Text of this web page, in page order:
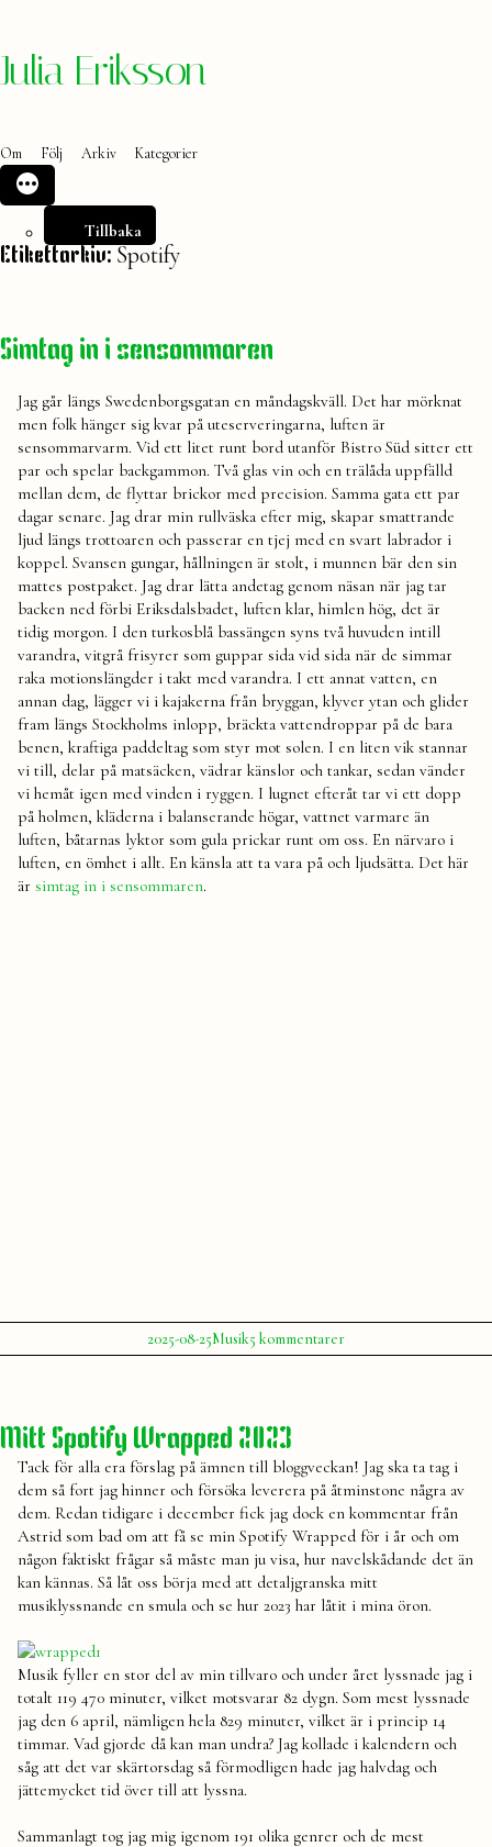
Hoppa
Julia Eriksson
Om Följ Arkiv Kategorier
Tillbaka
Etikettarkiv: Spotify
Simtag in i sensommaren
Jag går längs Swedenborgsgatan en måndagskväll. Det har mörknat
men folk hänger sig kvar på uteserveringarna, luften är
sensommarvarm. Vid ett litet runt bord utanför Bistro Süd sitter ett
par och spelar backgammon. Två glas vin och en trälåda uppfälld
mellan dem, de flyttar brickor med precision. Samma gata ett par
dagar senare. Jag drar min rullväska efter mig, skapar smattrande
ljud längs trottoaren och passerar en tjej med en svart labrador i
koppel. Svansen gungar, hållningen är stolt, i munnen bär den sin
mattes postpaket. Jag drar lätta andetag genom näsan när jag tar
backen ned förbi Eriksdalsbadet, luften klar, himlen hög, det är
tidig morgon. I den turkosblå bassängen syns två huvuden intill
varandra, vitgrå frisyrer som guppar sida vid sida när de simmar
raka motionslängder i takt med varandra. I ett annat vatten, en
annan dag, lägger vi i kajakerna från bryggan, klyver ytan och glider
fram längs Stockholms inlopp, bräckta vattendroppar på de bara
benen, kraftiga paddeltag som styr mot solen. I en liten vik stannar
vi till, delar på matsäcken, vädrar känslor och tankar, sedan vänder
vi hemåt igen med vinden i ryggen. I lugnet efteråt tar vi ett dopp
på holmen, kläderna i balanserande högar, vattnet varmare än
luften, båtarnas lyktor som gula prickar runt om oss. En närvaro i
luften, en ömhet i allt. En känsla att ta vara på och ljudsätta. Det här
är simtag in i sensommaren.
Publicerat
av
Julia
2025-08-25Publicerat
i
MusikEtiketter:
augusti,
spellista
Spotify
5 kommentarertill
Simtag
Mitt Spotify Wrapped 2023
Tack för alla era förslag på ämnen till bloggveckan! Jag ska ta tag i
dem så fort jag hinner och försöka leverera på åtminstone några av
dem. Redan tidigare i december fick jag dock en kommentar från
Astrid som bad om att få se min Spotify Wrapped för i år och om
någon faktiskt frågar så måste man ju visa, hur navelskådande det än
kan kännas. Så låt oss börja med att detaljgranska mitt
musiklyssnande en smula och se hur 2023 har låtit i mina öron.
Musik fyller en stor del av min tillvaro och under året lyssnade jag i
totalt 119 470 minuter, vilket motsvarar 82 dygn. Som mest lyssnade
jag den 6 april, nämligen hela 829 minuter, vilket är i princip 14
timmar. Vad gjorde då kan man undra? Jag kollade i kalendern och
såg att det var skärtorsdag så förmodligen hade jag halvdag och
jättemycket tid över till att lyssna.
Sammanlagt tog jag mig igenom 191 olika genrer och de mest